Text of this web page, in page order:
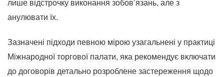
анулювати їх.
Зазначені підходи певною мірою узагальнені у практиці
Міжнародної торгової палати, яка рекомендує включати
до договорів детально розроблене застереження щодо